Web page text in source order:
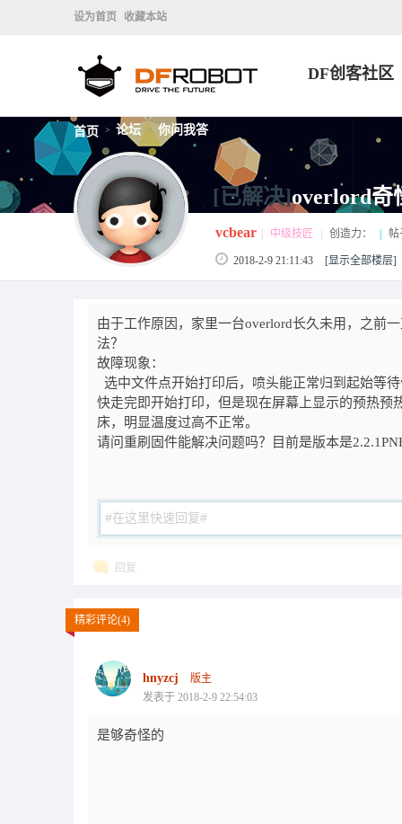
设为首页 收藏本站
DF创客社区
首页 > 论坛 > 你问我答
[已解决]overlord奇
vcbear 中级技匠 创造力： 帖
2018-2-9 21:11:43 [显示全部楼层]
由于工作原因，家里一台overlord长久未用，之前
法？
故障现象：
选中文件点开始打印后，喷头能正常归到起始等
快走完即开始打印，但是现在屏幕上显示的预热
床，明显温度过高不正常。
请问重刷固件能解决问题吗？目前是版本是
回复
精彩评论(4)
hnyzcj
版主
发表于 2018-2-9 22:54:03
是够奇怪的